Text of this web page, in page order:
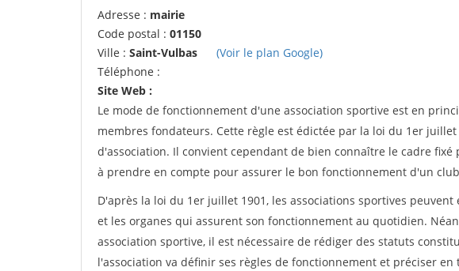
Adresse : mairie
Code postal : 01150
Ville : Saint-Vulbas
(Voir le plan Google)
Téléphone :
Site Web :
Le mode de fonctionnement d'une association sportive est en
membres fondateurs. Cette règle est édictée par la loi du 1er
d'association. Il convient cependant de bien connaître le cadre fixé
à prendre en compte pour assurer le bon fonctionnement d'un
D'après la loi du 1er juillet 1901, les associations sportives
et les organes qui assurent son fonctionnement au quotidien.
association sportive, il est nécessaire de rédiger des statuts
l'association va définir ses règles de fonctionnement et préciser